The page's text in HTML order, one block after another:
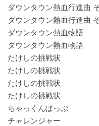
ダウンタウン熱血行進曲
ダウンタウン熱血行進曲
ダウンタウン熱血物語
ダウンタウン熱血物語
たけしの挑戦状
たけしの挑戦状
たけしの挑戦状
たけしの挑戦状
ちゃっくんぽっぷ
チャレンジャー